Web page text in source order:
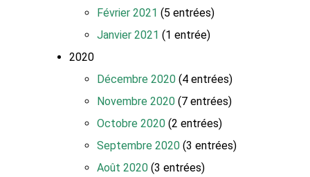
Février 2021 (5 entrées)
Janvier 2021 (1 entrée)
2020
Décembre 2020 (4 entrées)
Novembre 2020 (7 entrées)
Octobre 2020 (2 entrées)
Septembre 2020 (3 entrées)
Août 2020 (3 entrées)